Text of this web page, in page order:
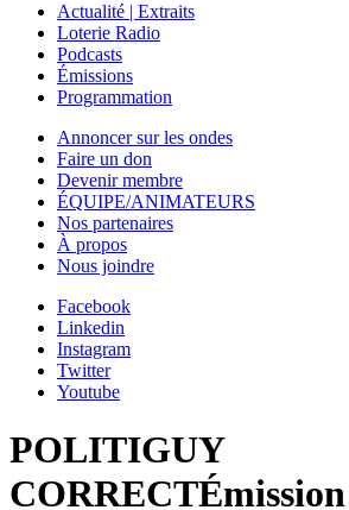
Actualité | Extraits
Loterie Radio
Podcasts
Émissions
Programmation
Annoncer sur les ondes
Faire un don
Devenir membre
ÉQUIPE/ANIMATEURS
Nos partenaires
À propos
Nous joindre
Facebook
Linkedin
Instagram
Twitter
Youtube
POLITIGUY
CORRECT